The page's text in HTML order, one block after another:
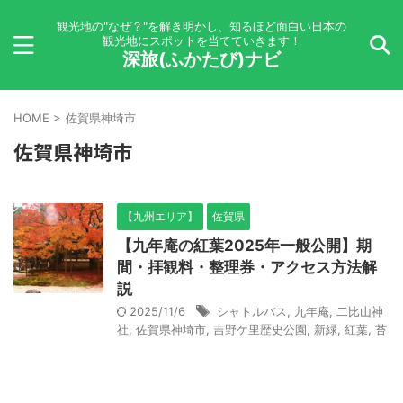
観光地の"なぜ？"を解き明かし、知るほど面白い日本の
観光地にスポットを当てていきます！
深旅(ふかたび)ナビ
HOME > 佐賀県神埼市
佐賀県神埼市
【九州エリア】 佐賀県
【九年庵の紅葉2025年一般公開】期
間・拝観料・整理券・アクセス方法解
説
2025/11/6 シャトルバス 九年庵
二比山神
社 佐賀県神埼市 吉野ケ里歴史公園 新緑 紅葉 苔